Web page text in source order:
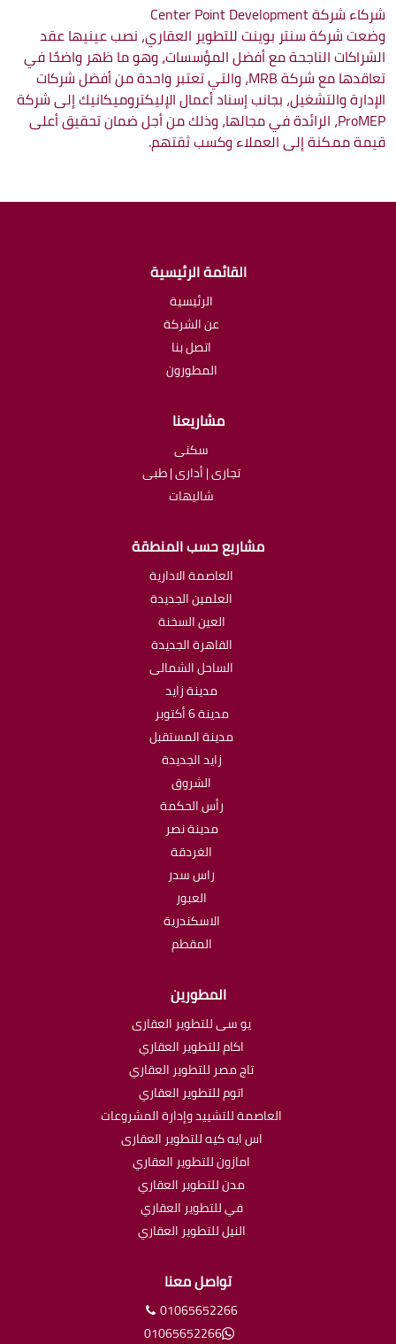
شركاء شركة Center Point Development
وضعت شركة سنتر بوينت للتطوير العقاري، نصب عينيها عقد
الشراكات الناجحة مع أفضل المؤسسات، وهو ما ظهر واضحًا في
تعاقدها مع شركة MRB، والتي تعتبر واحدة من أفضل شركات
الإدارة والتشغيل، بجانب إسناد أعمال الإليكتروميكانيك إلى شركة
ProMEP، الرائدة في مجالها، وذلك من أجل ضمان تحقيق أعلى
قيمة ممكنة إلى العملاء وكسب ثقتهم.
القائمة الرئيسية
الرئيسية
عن الشركة
اتصل بنا
المطورون
مشاريعنا
سكنى
تجارى | أدارى | طبى
شاليهات
مشاريع حسب المنطقة
العاصمة الادارية
العلمين الجديدة
العين السخنة
القاهرة الجديدة
الساحل الشمالى
مدينة زايد
مدينة 6 أكتوبر
مدينة المستقبل
زايد الجديدة
الشروق
رأس الحكمة
مدينة نصر
الغردقة
راس سدر
العبور
الاسكندرية
المقطم
المطورين
يو سى للتطوير العقارى
اكام للتطوير العقاري
تاج مصر للتطوير العقاري
اتوم للتطوير العقاري
العاصمة للتشييد وإدارة المشروعات
اس ايه كيه للتطوير العقارى
امازون للتطوير العقاري
مدن للتطوير العقاري
في للتطوير العقاري
النيل للتطوير العقاري
تواصل معنا
01065652266
01065652266